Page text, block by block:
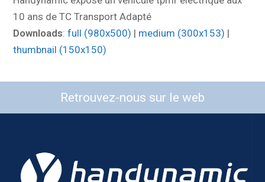
10 ans de TC Transport Adapté
Downloads:full (980x500) | medium (300x153) |
thumbnail (150x150)
Retrouvez-nous sur le web